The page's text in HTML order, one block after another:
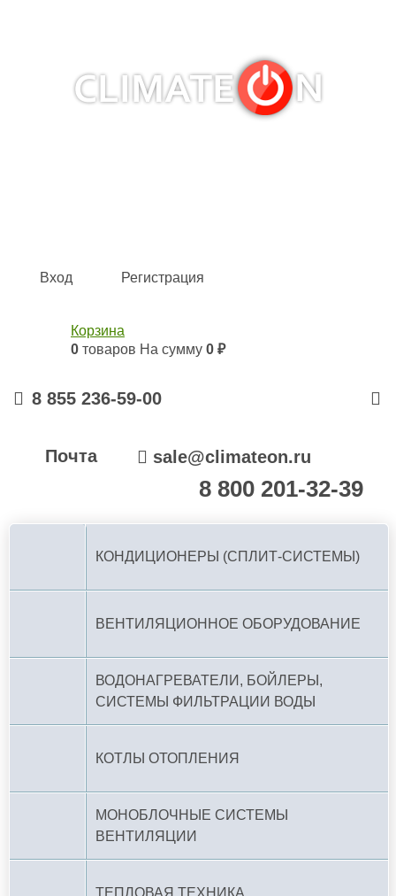
Вход Регистрация
Корзина
0 товаров На сумму 0 ₽
8 855 236-59-00
Почта sale@climateon.ru
8 800 201-32-39
КОНДИЦИОНЕРЫ (СПЛИТ-СИСТЕМЫ)
ВЕНТИЛЯЦИОННОЕ ОБОРУДОВАНИЕ
ВОДОНАГРЕВАТЕЛИ, БОЙЛЕРЫ,
СИСТЕМЫ ФИЛЬТРАЦИИ ВОДЫ
КОТЛЫ ОТОПЛЕНИЯ
МОНОБЛОЧНЫЕ СИСТЕМЫ
ВЕНТИЛЯЦИИ
ТЕПЛОВАЯ ТЕХНИКА